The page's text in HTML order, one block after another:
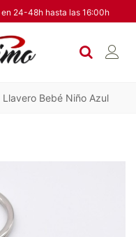
en 24-48h hasta las 16:00h
Llavero Bebé Niño Azul